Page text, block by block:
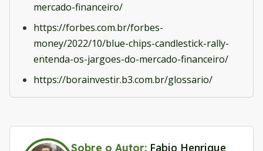
mercado-financeiro/
https://forbes.com.br/forbes-
money/2022/10/blue-chips-candlestick-rally-
entenda-os-jargoes-do-mercado-financeiro/
https://borainvestir.b3.com.br/glossario/
Sobre o Autor: Fabio Henrique